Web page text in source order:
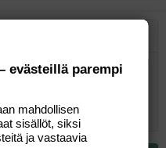
lista
sisennystä
editoriin…
koodispoiler
line
evästeillä parempi
mahdollisen
sisällöt, siksi
ja vastaavia